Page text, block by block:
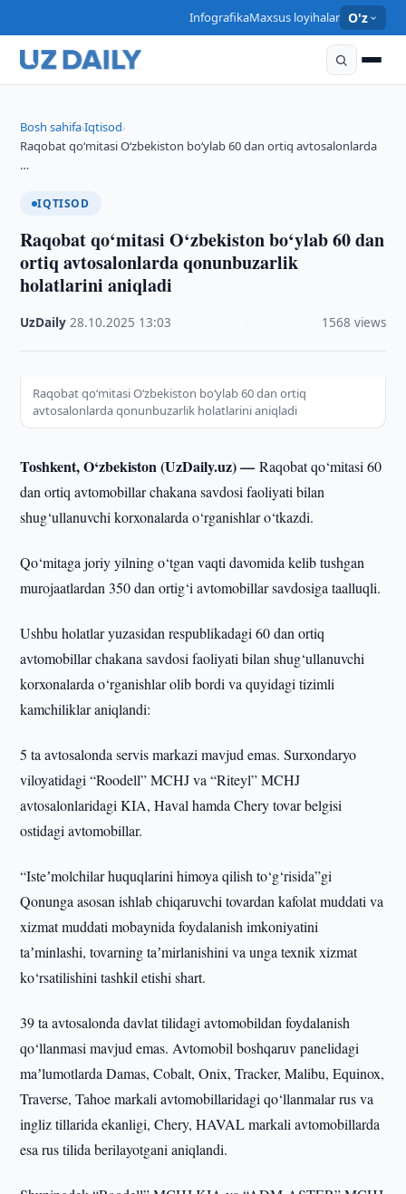
InfografikaMaxsus loyihalar O'z
Bosh sahifa›Iqtisod›
Raqobat qo‘mitasi O‘zbekiston bo‘ylab 60 dan ortiq avtosalonlarda
…
IQTISOD
Raqobat qo‘mitasi O‘zbekiston bo‘ylab 60 dan
ortiq avtosalonlarda qonunbuzarlik
holatlarini aniqladi
UzDaily ·28.10.2025 13:03 1568 views
Raqobat qo‘mitasi O‘zbekiston bo‘ylab 60 dan ortiq
avtosalonlarda qonunbuzarlik holatlarini aniqladi
Toshkent, O‘zbekiston (UzDaily.uz) —Raqobat qo‘mitasi 60
dan ortiq avtomobillar chakana savdosi faoliyati bilan
shug‘ullanuvchi korxonalarda o‘rganishlar o‘tkazdi.
Qo‘mitaga joriy yilning o‘tgan vaqti davomida kelib tushgan
murojaatlardan 350 dan ortig‘i avtomobillar savdosiga taalluqli.
Ushbu holatlar yuzasidan respublikadagi 60 dan ortiq
avtomobillar chakana savdosi faoliyati bilan shug‘ullanuvchi
korxonalarda o‘rganishlar olib bordi va quyidagi tizimli
kamchiliklar aniqlandi:
5 ta avtosalonda servis markazi mavjud emas. Surxondaryo
viloyatidagi “Roodell” MCHJ va “Riteyl” MCHJ
avtosalonlaridagi KIA, Haval hamda Chery tovar belgisi
ostidagi avtomobillar.
“Isteʼmolchilar huquqlarini himoya qilish to‘g‘risida”gi
Qonunga asosan ishlab chiqaruvchi tovardan kafolat muddati va
xizmat muddati mobaynida foydalanish imkoniyatini
taʼminlashi, tovarning taʼmirlanishini va unga texnik xizmat
ko‘rsatilishini tashkil etishi shart.
39 ta avtosalonda davlat tilidagi avtomobildan foydalanish
qo‘llanmasi mavjud emas. Avtomobil boshqaruv panelidagi
maʼlumotlarda Damas, Cobalt, Onix, Tracker, Malibu, Equinox,
Traverse, Tahoe markali avtomobillaridagi qo‘llanmalar rus va
ingliz tillarida ekanligi, Chery, HAVAL markali avtomobillarda
esa rus tilida berilayotgani aniqlandi.